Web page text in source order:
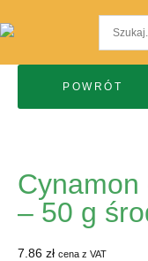
– 50 g
7.86 zł cena z VAT